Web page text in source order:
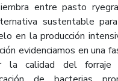
entre pasto
sustentable
en la producción
evidenciamos en una
la calidad del forraje